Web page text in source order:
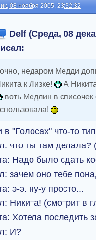
08 ноября 2005, 23:32:32
Delf (Среда, 08
недаром Медди
к Лизке!
А
воть Медлин в
в "Голосах" что-то
что ты там делала?
Надо было сдать
зачем оно тебе
э-э, ну-у просто...
Никита! (смотрит в
Хотела последить
И?